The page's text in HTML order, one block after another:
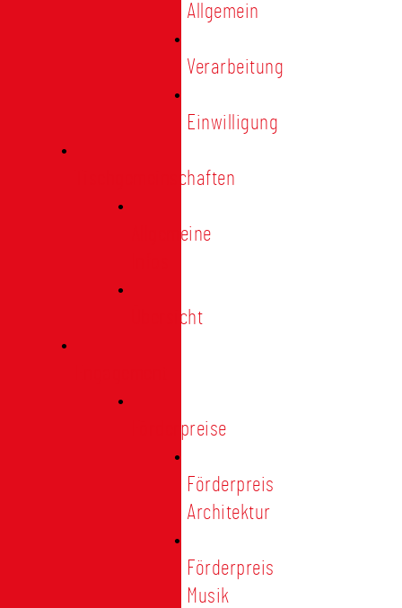
Allgemein
Verarbeitung
Einwilligung
Tischgemeinschaften
Allgemeine
Übersicht
Förderpreise
Förderpreis
Architektur
Förderpreis
Musik